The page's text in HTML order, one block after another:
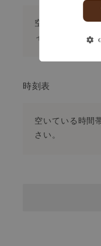
空いている日程
ィックを選択し
時刻表
空いている時間
さい。